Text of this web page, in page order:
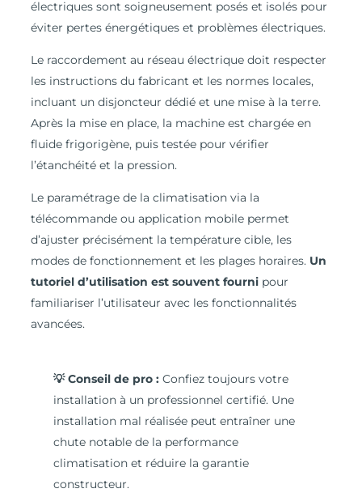
électriques sont soigneusement posés et isolés pour
éviter pertes énergétiques et problèmes électriques.
Le raccordement au réseau électrique doit respecter
les instructions du fabricant et les normes locales,
incluant un disjoncteur dédié et une mise à la terre.
Après la mise en place, la machine est chargée en
fluide frigorigène, puis testée pour vérifier
l’étanchéité et la pression.
Le paramétrage de la climatisation via la
télécommande ou application mobile permet
d’ajuster précisément la température cible, les
modes de fonctionnement et les plages horaires.Un
tutoriel d’utilisation est souvent fournipour
familiariser l’utilisateur avec les fonctionnalités
avancées.
💡 Conseil de pro : Confiez toujours votre
installation à un professionnel certifié. Une
installation mal réalisée peut entraîner une
chute notable de la performance
climatisation et réduire la garantie
constructeur.